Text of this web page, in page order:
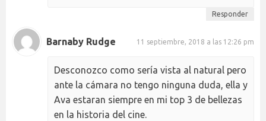
Responder
Barnaby Rudge 11 septiembre, 2018 a las 12:26 pm
Desconozco como sería vista al natural pero
ante la cámara no tengo ninguna duda, ella y
Ava estaran siempre en mi top 3 de bellezas
en la historia del cine.